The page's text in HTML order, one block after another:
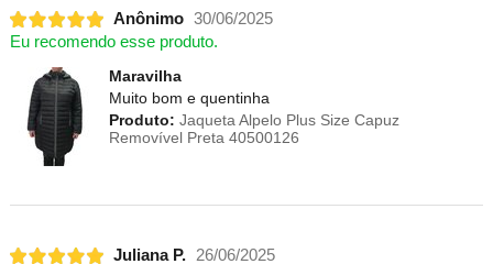
Anônimo 30/06/2025
Eu recomendo esse produto.
Maravilha
Muito bom e quentinha
Produto: Jaqueta Alpelo Plus Size Capuz
Removível Preta 40500126
Juliana P.
26/06/2025